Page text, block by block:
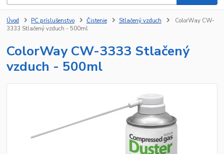
Úvod PC príslušenstvo Čistenie Stlačený vzduch
ColorWay CW-
3333 Stlačený vzduch - 500ml
ColorWay CW-3333 Stlačený
vzduch - 500ml